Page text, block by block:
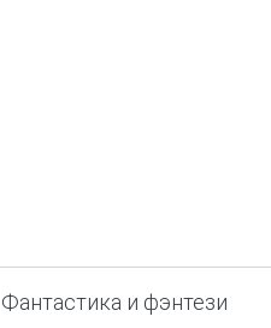
Фантастика и фэнтези